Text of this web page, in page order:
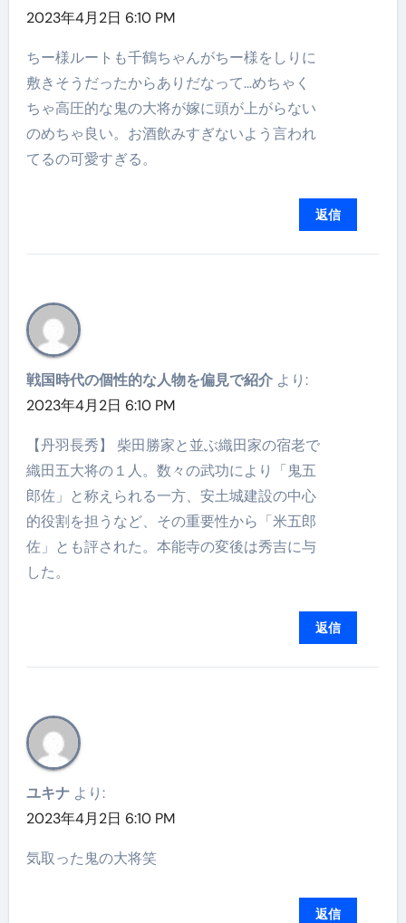
2023年4月2日 6:10 PM
ちー様ルートも千鶴ちゃんがちー様をしりに
敷きそうだったからありだなって…めちゃく
ちゃ高圧的な鬼の大将が嫁に頭が上がらない
のめちゃ良い。お酒飲みすぎないよう言われ
てるの可愛すぎる。
返信
戦国時代の個性的な人物を偏見で紹介 より:
2023年4月2日 6:10 PM
【丹羽長秀】 柴田勝家と並ぶ織田家の宿老で
織田五大将の１人。数々の武功により「鬼五
郎佐」と称えられる一方、安土城建設の中心
的役割を担うなど、その重要性から「米五郎
佐」とも評された。本能寺の変後は秀吉に与
した。
返信
ユキナ より:
2023年4月2日 6:10 PM
気取った鬼の大将笑
返信